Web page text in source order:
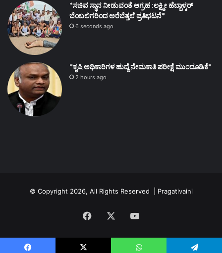
*ಸಚಿವ ಸ್ಥಾನ ನೀಡುವಂತೆ ಆಗ್ರಹ :ಲಕ್ಷ್ಮೀ ಹೆಬ್ಬಾಳ್ಕರ್
ಬೆಂಬಲಿಗರಿಂದ ಅರೆಬೆತ್ತಲೆ ಪ್ರತಿಭಟನೆ*
6 seconds ago
*ಕೃಷಿ ಅಧಿಕಾರಿಗಳ ಹುದ್ದೆ ನೇಮಕಾತಿ ಪರೀಕ್ಷೆ ಮುಂದೂಡಿಕೆ*
2 hours ago
© Copyright 2026, All Rights Reserved | Pragativaini
Facebook